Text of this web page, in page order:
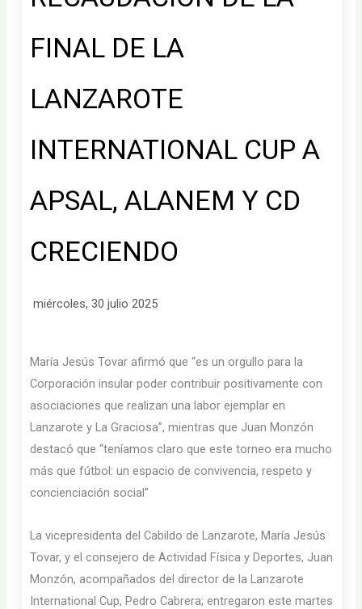
FINAL DE LA
LANZAROTE
INTERNATIONAL CUP A
APSAL, ALANEM Y CD
CRECIENDO
miércoles, 30 julio 2025
María Jesús Tovar afirmó que “es un orgullo para la
Corporación insular poder contribuir positivamente con
asociaciones que realizan una labor ejemplar en
Lanzarote y La Graciosa”, mientras que Juan Monzón
destacó que “teníamos claro que este torneo era mucho
más que fútbol: un espacio de convivencia, respeto y
concienciación social”
La vicepresidenta del Cabildo de Lanzarote, María Jesús
Tovar, y el consejero de Actividad Física y Deportes, Juan
Monzón, acompañados del director de la Lanzarote
International Cup, Pedro Cabrera; entregaron este martes